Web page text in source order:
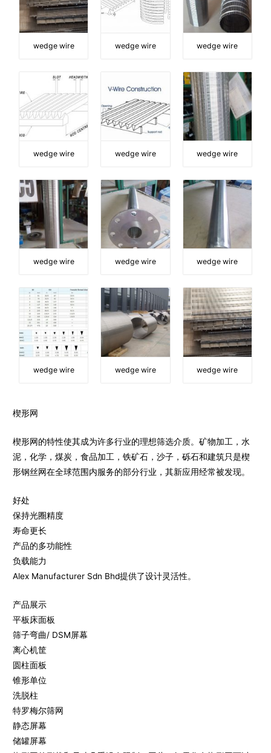
wedge wire wedge wire wedge wire
wedge wire wedge wire wedge wire
wedge wire wedge wire wedge wire
wedge wire wedge wire wedge wire
楔形网
楔形网的特性使其成为许多行业的理想筛选介质。矿物加工，水
泥，化学，煤炭，食品加工，铁矿石，沙子，砾石和建筑只是楔
形钢丝网在全球范围内服务的部分行业，其新应用经常被发现。
好处
保持光圈精度
寿命更长
产品的多功能性
负载能力
Alex Manufacturer Sdn Bhd提供了设计灵活性。
产品展示
平板床面板
筛子弯曲/ DSM屏幕
离心机筐
圆柱面板
锥形单位
洗脱柱
特罗梅尔筛网
静态屏幕
储罐屏幕